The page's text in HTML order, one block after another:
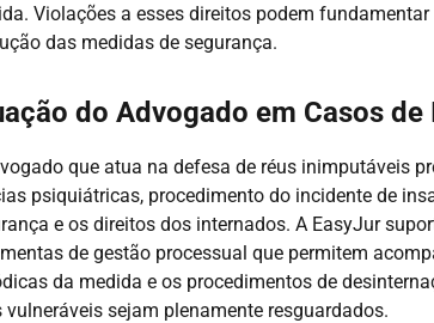
Violações a esses direitos podem
das medidas de segurança.
do Advogado em Casos
que atua na defesa de réus inimputáveis
psiquiátricas, procedimento do incidente de
e os direitos dos internados. A EasyJur
de gestão processual que permitem
da medida e os procedimentos de
vulneráveis sejam plenamente resguardados.